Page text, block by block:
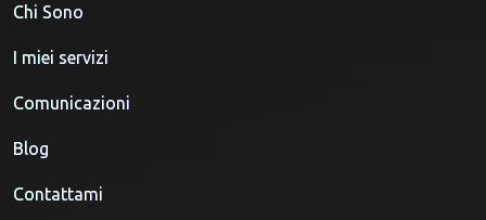
Chi Sono
I miei servizi
Comunicazioni
Blog
Contattami